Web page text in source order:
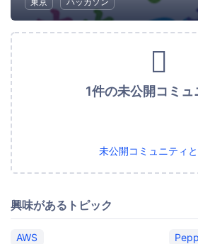
1件の未公開コミュ
未公開コミュニティ
興味があるトピック
AWS